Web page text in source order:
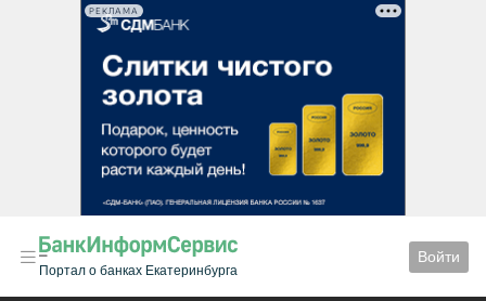
РЕКЛАМА
Портал о банках Екатеринбурга
Войти